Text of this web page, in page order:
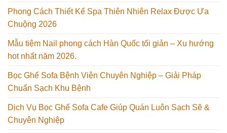
Phong Cách Thiết Kế Spa Thiên Nhiên Relax Được Ưa
Chuộng 2026
Mẫu tiệm Nail phong cách Hàn Quốc tối giản – Xu hướng
hot nhất năm 2026.
Bọc Ghế Sofa Bệnh Viện Chuyên Nghiệp – Giải Pháp
Chuẩn Sạch Khu Bệnh
Dịch Vụ Bọc Ghế Sofa Cafe Giúp Quán Luôn Sạch Sẽ &
Chuyên Nghiệp